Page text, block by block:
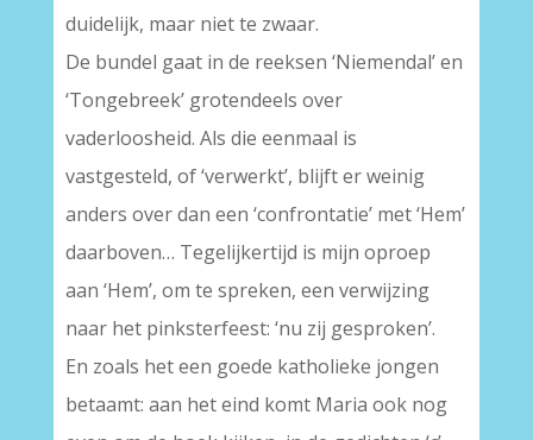
duidelijk, maar niet te zwaar.
De bundel gaat in de reeksen ‘Niemendal’ en
‘Tongebreek’ grotendeels over
vaderloosheid. Als die eenmaal is
vastgesteld, of ‘verwerkt’, blijft er weinig
anders over dan een ‘confrontatie’ met ‘Hem’
daarboven… Tegelijkertijd is mijn oproep
aan ‘Hem’, om te spreken, een verwijzing
naar het pinksterfeest: ‘nu zij gesproken’.
En zoals het een goede katholieke jongen
betaamt: aan het eind komt Maria ook nog